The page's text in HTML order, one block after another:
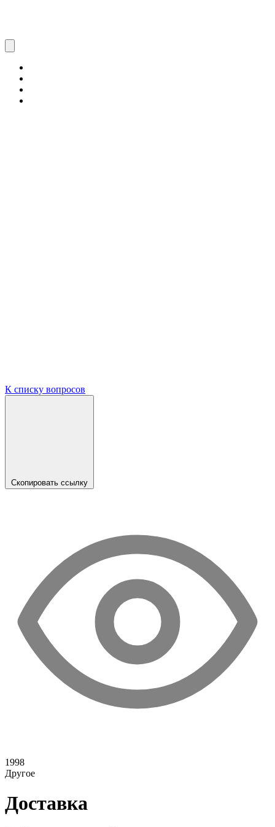
К списку вопросов
Скопировать ссылку
1998
Другое
Доставка